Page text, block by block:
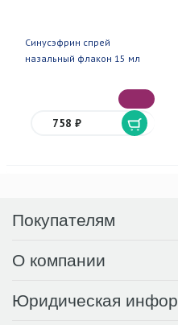
Синусэфрин спрей
назальный флакон 15 мл
758 ₽
Покупателям
О компании
Юридическая